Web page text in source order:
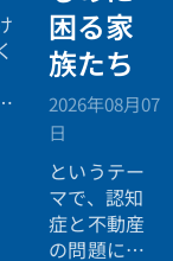
困る家
族たち
2026年08月07
日
というテー
マで、認知
症と不動産
の問題につ